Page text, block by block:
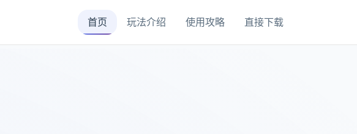
首页 玩法介绍 使用攻略 直接下载